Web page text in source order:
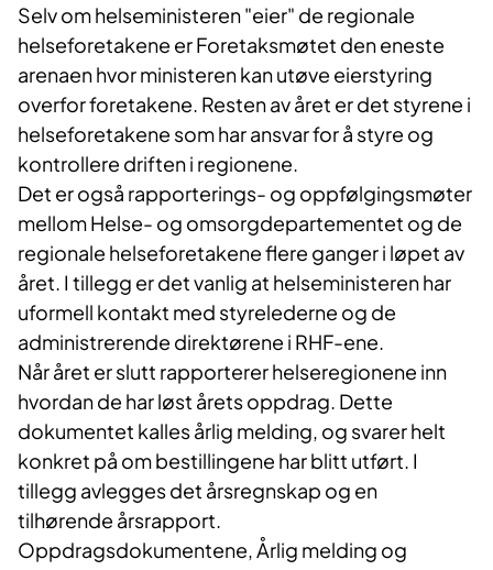
Selv om helseministeren "eier" de regionale
helseforetakene er Foretaksmøtet den eneste
arenaen hvor ministeren kan utøve eierstyring
overfor foretakene. Resten av året er det styrene i
helseforetakene som har ansvar for å styre og
kontrollere driften i regionene.
Det er også rapporterings- og oppfølgingsmøter
mellom Helse- og omsorgdepartementet og de
regionale helseforetakene flere ganger i løpet av
året. I tillegg er det vanlig at helseministeren har
uformell kontakt med styrelederne og de
administrerende direktørene i RHF-ene.
Når året er slutt rapporterer helseregionene inn
hvordan de har løst årets oppdrag. Dette
dokumentet kalles årlig melding, og svarer helt
konkret på om bestillingene har blitt utført. I
tillegg avlegges det årsregnskap og en
tilhørende årsrapport.
Oppdragsdokumentene, Årlig melding og